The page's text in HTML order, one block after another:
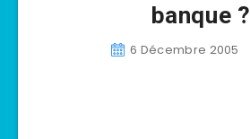
banque ?
6 Décembre 2005